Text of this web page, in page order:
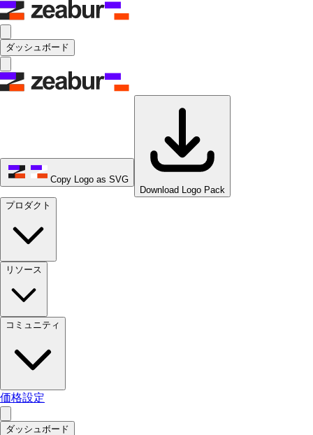
ダッシュボード
Copy Logo as SVG
Download Logo Pack
プロダクト
リソース
コミュニティ
価格設定
ダッシュボード